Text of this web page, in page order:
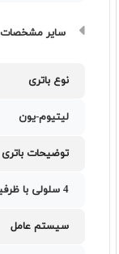
سایر مشخصات
نوع باتری
لیتیوم-یون
توضیحات باتری
4 سلولی با ظرفیت 56 وات ساعت
سیستم عامل